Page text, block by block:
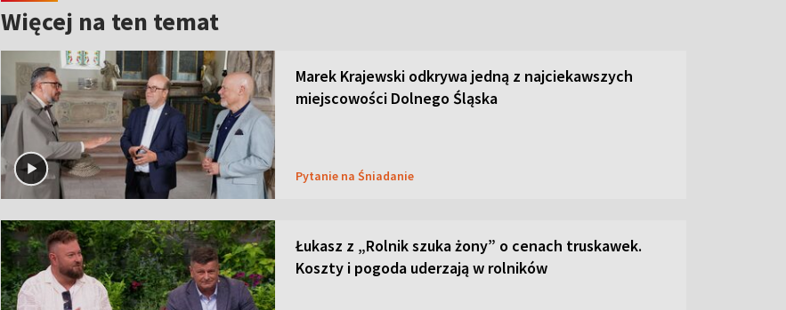
Więcej na ten temat
Marek Krajewski odkrywa jedną z najciekawszych
miejscowości Dolnego Śląska
Pytanie na Śniadanie
Łukasz z „Rolnik szuka żony” o cenach truskawek.
Koszty i pogoda uderzają w rolników